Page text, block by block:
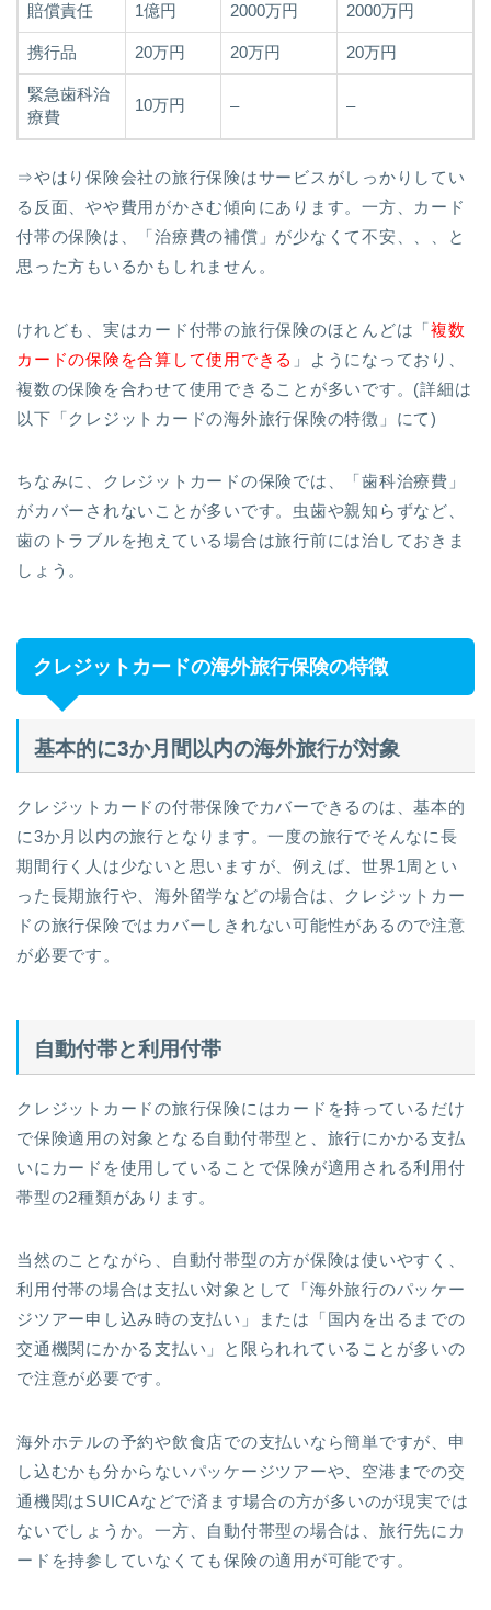
賠償責任 1億円 2000万円 2000万円
携行品 20万円 20万円 20万円
緊急歯科治
療費
10万円 – –
⇒やはり保険会社の旅行保険はサービスがしっかりしてい
る反面、やや費用がかさむ傾向にあります。一方、カード
付帯の保険は、「治療費の補償」が少なくて不安、、、と
思った方もいるかもしれません。
けれども、実はカード付帯の旅行保険のほとんどは「複数
カードの保険を合算して使用できる 」ようになっており、
複数の保険を合わせて使用できることが多いです。(詳細は
以下「クレジットカードの海外旅行保険の特徴」にて)
ちなみに、クレジットカードの保険では、「歯科治療費」
がカバーされないことが多いです。虫歯や親知らずなど、
歯のトラブルを抱えている場合は旅行前には治しておきま
しょう。
クレジットカードの海外旅行保険の特徴
基本的に3か月間以内の海外旅行が対象
クレジットカードの付帯保険でカバーできるのは、基本的
に3か月以内の旅行となります。一度の旅行でそんなに長
期間行く人は少ないと思いますが、例えば、世界1周とい
った長期旅行や、海外留学などの場合は、クレジットカー
ドの旅行保険ではカバーしきれない可能性があるので注意
が必要です。
自動付帯と利用付帯
クレジットカードの旅行保険にはカードを持っているだけ
で保険適用の対象となる自動付帯型と、旅行にかかる支払
いにカードを使用していることで保険が適用される利用付
帯型の2種類があります。
当然のことながら、自動付帯型の方が保険は使いやすく、
利用付帯の場合は支払い対象として「海外旅行のパッケー
ジツアー申し込み時の支払い」または「国内を出るまでの
交通機関にかかる支払い」と限られれていることが多いの
で注意が必要です。
海外ホテルの予約や飲食店での支払いなら簡単ですが、申
し込むかも分からないパッケージツアーや、空港までの交
通機関はSUICAなどで済ます場合の方が多いのが現実では
ないでしょうか。一方、自動付帯型の場合は、旅行先にカ
ードを持参していなくても保険の適用が可能です。